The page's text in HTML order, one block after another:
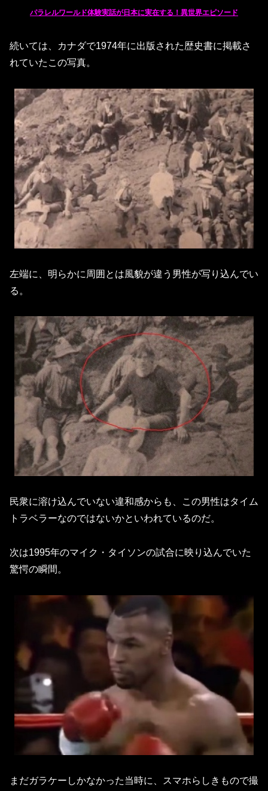
パラレルワールド体験実話が日本に実在する！異世界エピソード
続いては、カナダで1974年に出版された歴史書に掲載さ
れていたこの写真。
左端に、明らかに周囲とは風貌が違う男性が写り込んでい
る。
民衆に溶け込んでいない違和感からも、この男性はタイム
トラベラーなのではないかといわれているのだ。
次は1995年のマイク・タイソンの試合に映り込んでいた
驚愕の瞬間。
まだガラケーしかなかった当時に、スマホらしきもので撮